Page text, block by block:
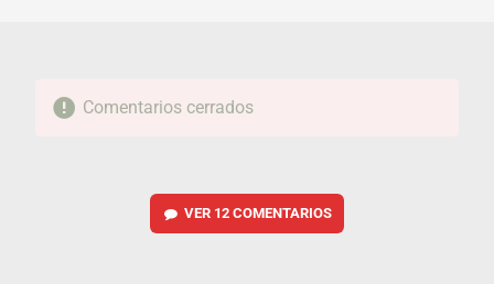
Comentarios cerrados
VER 12 COMENTARIOS